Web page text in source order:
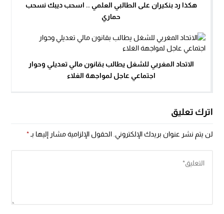
هكذا رد بنكيران على الطالبي العلمي .. اسحب ديبك نسحب
حماري
الاتحاد المغربي للشغل يطالب بقانون مالي تعديلي وحوار
اجتماعي عاجل لمواجهة الغلاء
اترك تعليق
لن يتم نشر عنوان بريدك الإلكتروني. الحقول الإلزامية مشار إليها بـ*